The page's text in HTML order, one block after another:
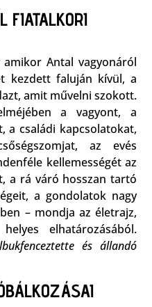
FIATALKORI
Antal vagyonáról
kezdett faluján kívül, a
amit művelni szokott.
a vagyont, a
a családi kapcsolatokat,
az evés
kellemességét az
a rá váró hosszan tartó
a gondolatok nagy
– mondja az életrajz,
elhatározásából.
és állandó